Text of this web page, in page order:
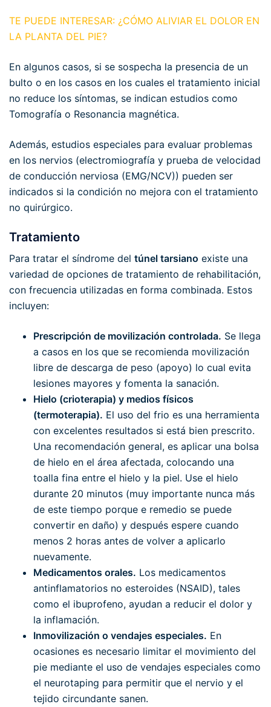
TE PUEDE INTERESAR: ¿CÓMO ALIVIAR EL DOLOR EN
LA PLANTA DEL PIE?
En algunos casos, si se sospecha la presencia de un
bulto o en los casos en los cuales el tratamiento inicial
no reduce los síntomas, se indican estudios como
Tomografía o Resonancia magnética.
Además, estudios especiales para evaluar problemas
en los nervios (electromiografía y prueba de velocidad
de conducción nerviosa (EMG/NCV)) pueden ser
indicados si la condición no mejora con el tratamiento
no quirúrgico.
Tratamiento
Para tratar el síndrome del túnel tarsiano existe una
variedad de opciones de tratamiento de rehabilitación,
con frecuencia utilizadas en forma combinada. Estos
incluyen:
Prescripción de movilización controlada. Se llega
a casos en los que se recomienda movilización
libre de descarga de peso (apoyo) lo cual evita
lesiones mayores y fomenta la sanación.
Hielo (crioterapia) y medios físicos
(termoterapia). El uso del frio es una herramienta
con excelentes resultados si está bien prescrito.
Una recomendación general, es aplicar una bolsa
de hielo en el área afectada, colocando una
toalla fina entre el hielo y la piel. Use el hielo
durante 20 minutos (muy importante nunca más
de este tiempo porque e remedio se puede
convertir en daño) y después espere cuando
menos 2 horas antes de volver a aplicarlo
nuevamente.
Medicamentos orales. Los medicamentos
antinflamatorios no esteroides (NSAID), tales
como el ibuprofeno, ayudan a reducir el dolor y
la inflamación.
Inmovilización o vendajes especiales. En
ocasiones es necesario limitar el movimiento del
pie mediante el uso de vendajes especiales como
el neurotaping para permitir que el nervio y el
tejido circundante sanen.